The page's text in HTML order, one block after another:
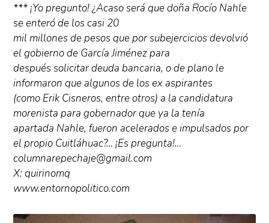
*** ¡Yo pregunto! ¿Acaso será que doña Rocío Nahle
se enteró de los casi 20
mil millones de pesos que por subejercicios devolvió
el gobierno de García Jiménez para
después solicitar deuda bancaria, o de plano le
informaron que algunos de los ex aspirantes
(como Erik Cisneros, entre otros) a la candidatura
morenista para gobernador que ya la tenía
apartada Nahle, fueron acelerados e impulsados por
el propio Cuitláhuac?… ¡Es pregunta!…
columnarepechaje@gmail.com
X: quirinomq
www.entornopolitico.com